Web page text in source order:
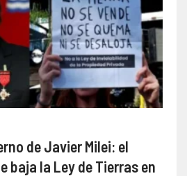
de Javier Milei: el
baja la Ley de Tierras en